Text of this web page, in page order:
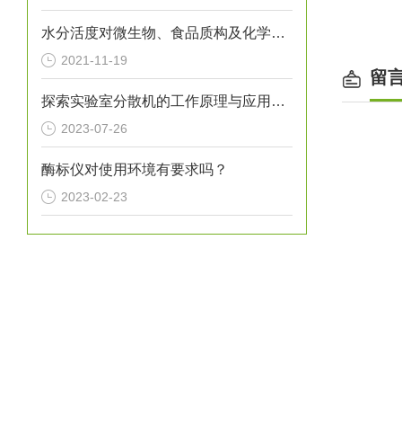
水分活度对微生物、食品质构及化学反应的影响
2021-11-19
探索实验室分散机的工作原理与应用领域
2023-07-26
酶标仪对使用环境有要求吗？
2023-02-23
留